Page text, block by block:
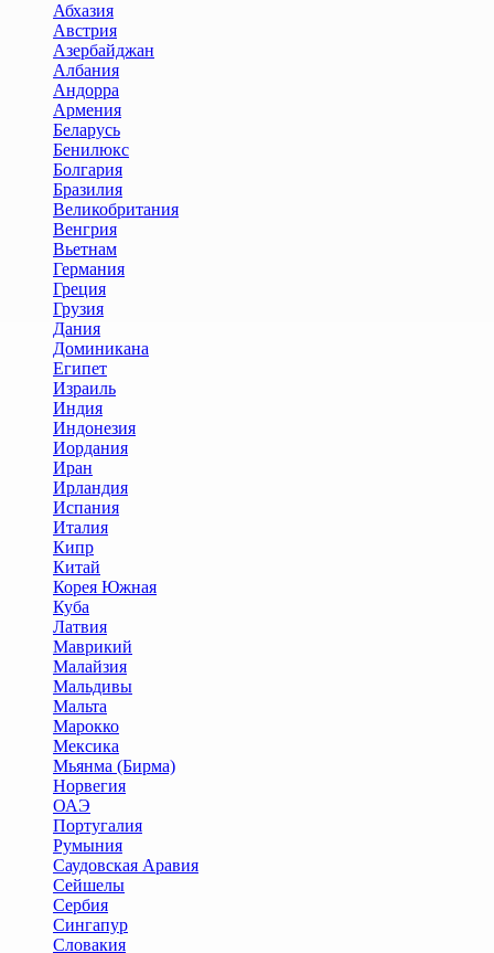
Абхазия
Австрия
Азербайджан
Албания
Андорра
Армения
Беларусь
Бенилюкс
Болгария
Бразилия
Великобритания
Венгрия
Вьетнам
Германия
Греция
Грузия
Дания
Доминикана
Египет
Израиль
Индия
Индонезия
Иордания
Иран
Ирландия
Испания
Италия
Кипр
Китай
Корея Южная
Куба
Латвия
Маврикий
Малайзия
Мальдивы
Мальта
Марокко
Мексика
Мьянма (Бирма)
Норвегия
ОАЭ
Португалия
Румыния
Саудовская Аравия
Сейшелы
Сербия
Сингапур
Словакия